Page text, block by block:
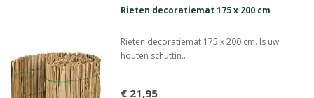
Rieten decoratiemat 175 x 200 cm
Rieten decoratiemat 175 x 200 cm. Is uw
houten schuttin..
€ 21,95